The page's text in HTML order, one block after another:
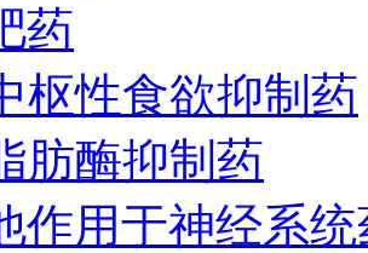
药
枢性食欲抑制药
肪酶抑制药
作用于神经系统